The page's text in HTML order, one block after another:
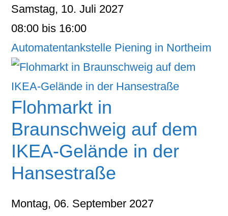
Samstag, 10. Juli 2027
08:00 bis 16:00
Automatentankstelle Piening in Northeim
Flohmarkt in
Braunschweig auf dem
IKEA-Gelände in der
Hansestraße
Montag, 06. September 2027